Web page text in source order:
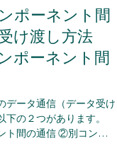
読了時間: 3分
ポーネント間
け渡し方法
ポーネント間